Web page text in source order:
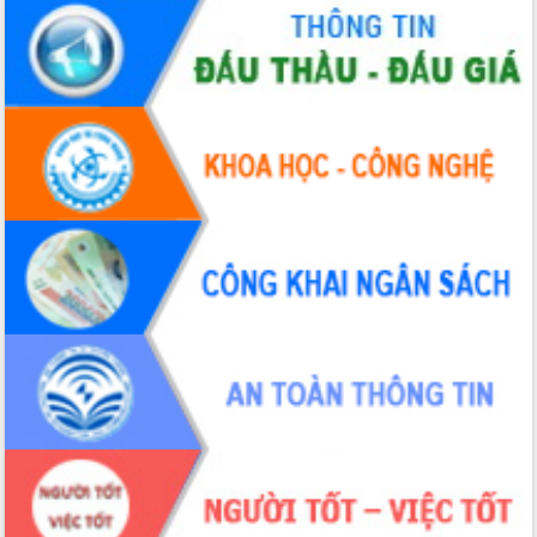
ven biển
Đắk Lắk nỗ lực thúc đẩy tăng trưởng
kinh tế từ 10% trở lên trong Quý
II/2026
Đắk Lắk ký kết thỏa thuận hợp tác về
chuyển đổi số giai đoạn 2026 – 2030
với Tập đoàn Bưu chính Viễn thông
Việt Nam
Thứ trưởng Bộ Y tế làm việc với tỉnh
Đắk Lắk về phát triển nhân lực y tế
cho trạm y tế cấp xã
Du lịch Đắk Lắk nâng tầm trải nghiệm
du khách thông qua Hệ thống cơ sở dữ
liệu và Bản đồ số
Tập huấn ứng dụng trí tuệ nhân tạo (AI)
trong thương mại điện tử năm 2026
Đoàn đại biểu Quốc hội tỉnh Đắk Lắk
trao đổi thông tin trước Kỳ họp thứ
nhất, Quốc hội khóa XVI
Quyết liệt cải cách hành chính, khơi